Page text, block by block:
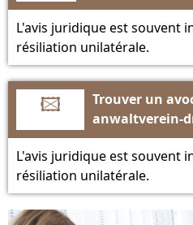
L'avis juridique est souvent
résiliation unilatérale.
🖾
Trouver un
anwaltverein-
L'avis juridique est souvent
résiliation unilatérale.